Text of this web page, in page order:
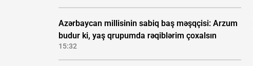
Azərbaycan millisinin sabiq baş məşqçisi: Arzum
budur ki, yaş qrupumda rəqiblərim çoxalsın
15:32